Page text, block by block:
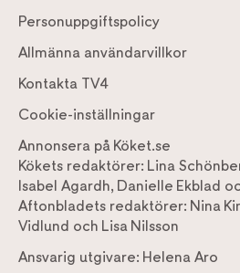
Personuppgiftspolicy
Allmänna användarvillkor
Kontakta TV4
Cookie-inställningar
Annonsera på Köket.se
Kökets redaktörer: Lina
Isabel Agardh, Danielle Ekblad
Aftonbladets redaktörer: Nina
Vidlund och Lisa Nilsson
Ansvarig utgivare: Helena Aro